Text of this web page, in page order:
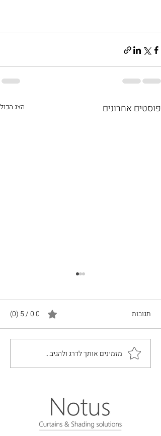
פוסטים אחרונים הצג הכול
הסקיילייט של נוטוס
תגובות 0.0 / 5 ‏(0)
מזמינים אותך לדרג ולהגיב...